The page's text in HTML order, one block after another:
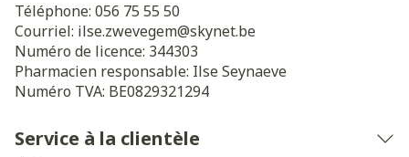
Téléphone: 056 75 55 50
Courriel: ilse.zwevegem@skynet.be
Numéro de licence: 344303
Pharmacien responsable: Ilse Seynaeve
Numéro TVA: BE0829321294
Service à la clientèle